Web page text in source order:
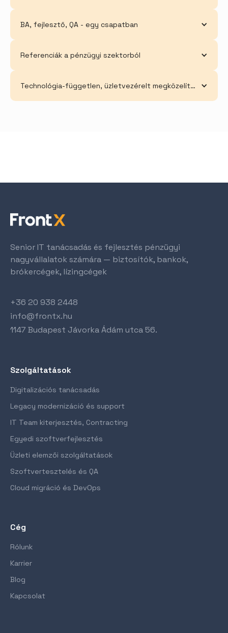
BA, fejlesztő, QA - egy csapatban
Referenciák a pénzügyi szektorból
Technológia-független, üzletvezérelt megközelítés
Senior IT tanácsadás és fejlesztés pénzügyi
nagyvállalatok számára — biztosítók, bankok,
brókercégek, lízingcégek
+36 20 938 2448
info@frontx.hu
1147 Budapest Jávorka Ádám utca 56.
Szolgáltatások
Digitalizációs tanácsadás
Legacy modernizáció és support
IT Team kiterjesztés, Contracting
Egyedi szoftverfejlesztés
Üzleti elemzői szolgáltatások
Szoftvertesztelés és QA
Cloud migráció és DevOps
Cég
Rólunk
Karrier
Blog
Kapcsolat